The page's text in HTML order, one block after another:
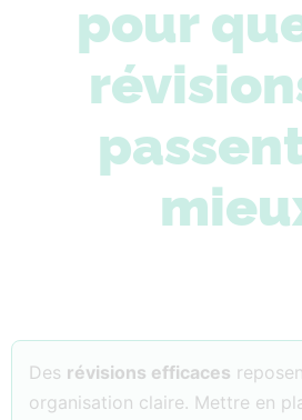
pour
Des révisions efficaces
organisation claire. Mettre en